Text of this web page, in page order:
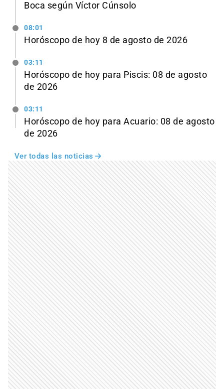
Boca según Víctor Cúnsolo
08:01
Horóscopo de hoy 8 de agosto de 2026
03:11
Horóscopo de hoy para Piscis: 08 de agosto
de 2026
03:11
Horóscopo de hoy para Acuario: 08 de agosto
de 2026
Ver todas las noticias